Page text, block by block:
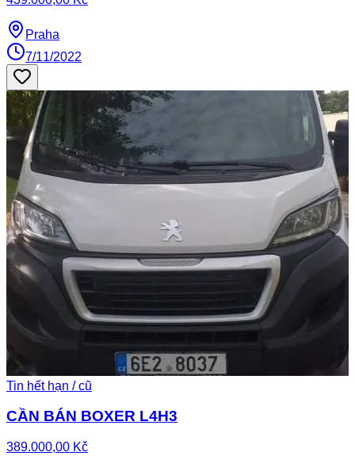
Praha
7/11/2022
Tin hết hạn / cũ
CẦN BÁN BOXER L4H3
389.000,00 Kč